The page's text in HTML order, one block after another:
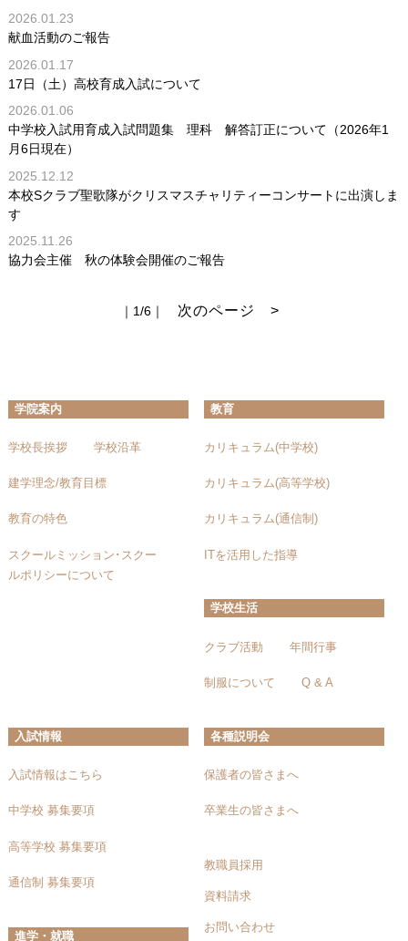
2026.01.23
献血活動のご報告
2026.01.17
17日（土）高校育成入試について
2026.01.06
中学校入試用育成入試問題集 理科 解答訂正について（2026年1
月6日現在）
2025.12.12
本校Sクラブ聖歌隊がクリスマスチャリティーコンサートに出演しま
す
2025.11.26
協力会主催 秋の体験会開催のご報告
｜1/6｜ 次のページ >
学院案内
学校長挨拶 学校沿革
建学理念/教育目標
教育の特色
スクールミッション･スクー
ルポリシーについて
教育
カリキュラム(中学校)
カリキュラム(高等学校)
カリキュラム(通信制)
ITを活用した指導
学校生活
クラブ活動 年間行事
制服について Q & A
入試情報
入試情報はこちら
中学校 募集要項
高等学校 募集要項
通信制 募集要項
進学・就職
各種説明会
保護者の皆さまへ
卒業生の皆さまへ
教職員採用
資料請求
お問い合わせ